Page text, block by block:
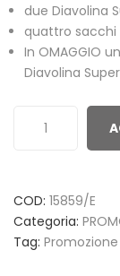
ratings
due Diavolina
quattro sacchi
In OMAGGIO
Diavolina
COD: 15859/E
Categoria:
Tag: